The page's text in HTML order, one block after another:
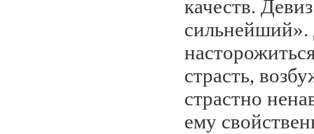
качеств.
сильнейший».
страсть,
страстно
ему